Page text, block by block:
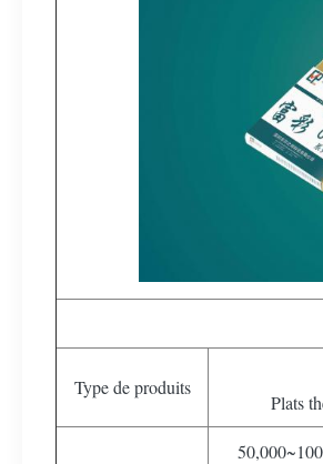
Type de produits
Plats